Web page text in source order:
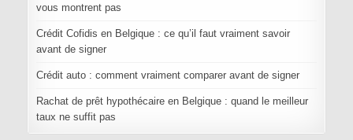
vous montrent pas
Crédit Cofidis en Belgique : ce qu’il faut vraiment savoir
avant de signer
Crédit auto : comment vraiment comparer avant de signer
Rachat de prêt hypothécaire en Belgique : quand le meilleur
taux ne suffit pas